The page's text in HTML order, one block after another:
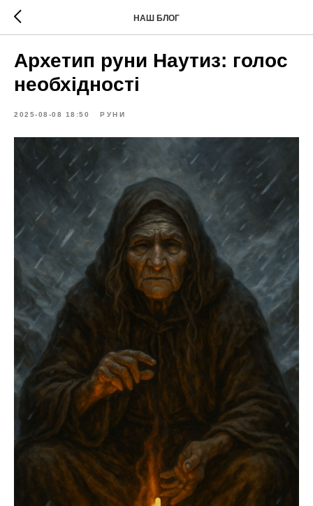
НАШ БЛОГ
Архетип руни Наутиз: голос
необхідності
2025-08-08 18:50 РУНИ